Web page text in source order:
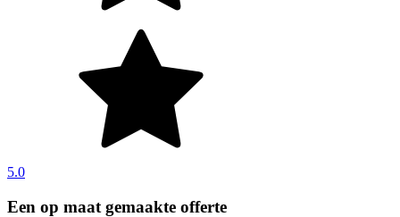
5.0
Een op maat gemaakte offerte